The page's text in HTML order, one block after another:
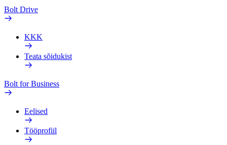
Bolt Drive
KKK
Teata sõidukist
Bolt for Business
Eelised
Tööprofiil